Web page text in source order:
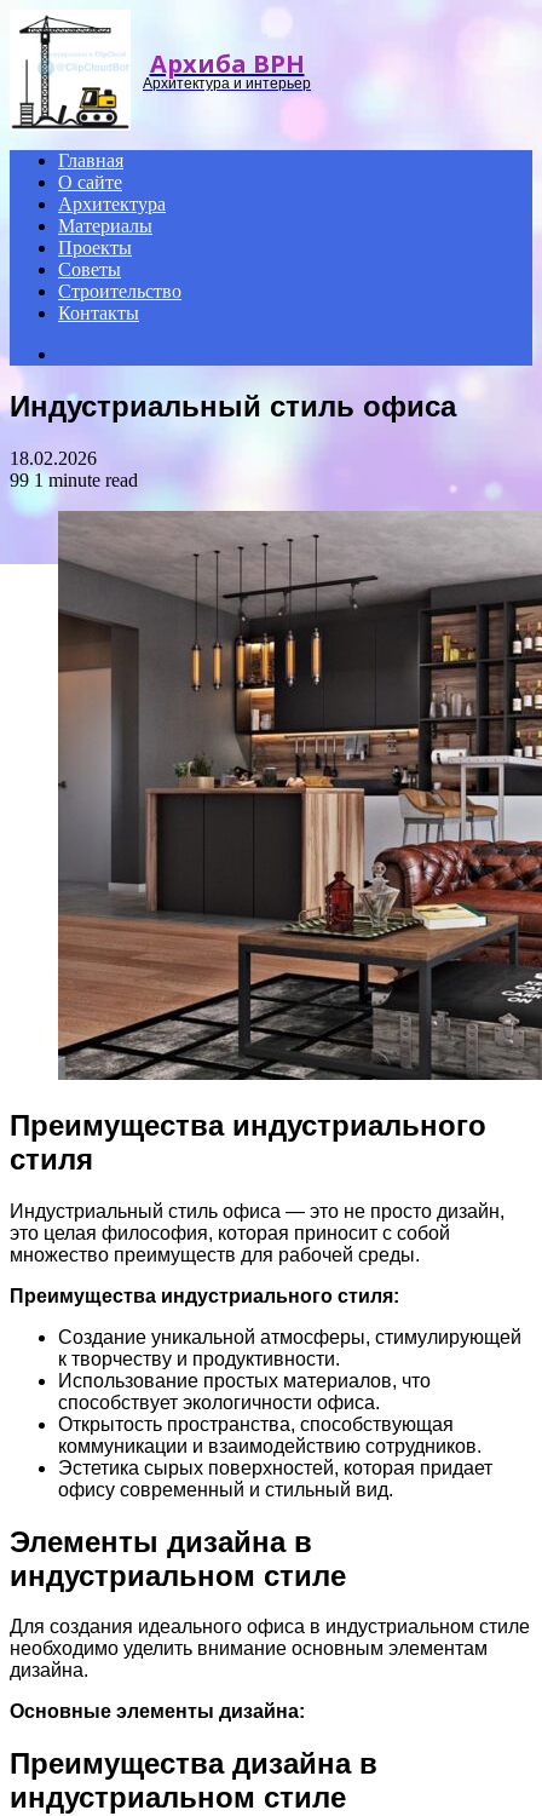
Архиба ВРН
Архитектура и интерьер
Главная
О сайте
Архитектура
Материалы
Проекты
Советы
Строительство
Контакты
Индустриальный стиль офиса
18.02.2026
99 1 minute read
Преимущества индустриального
стиля
Индустриальный стиль офиса — это не просто дизайн,
это целая философия, которая приносит с собой
множество преимуществ для рабочей среды.
Преимущества индустриального стиля:
Создание уникальной атмосферы, стимулирующей
к творчеству и продуктивности.
Использование простых материалов, что
способствует экологичности офиса.
Открытость пространства, способствующая
коммуникации и взаимодействию сотрудников.
Эстетика сырых поверхностей, которая придает
офису современный и стильный вид.
Элементы дизайна в
индустриальном стиле
Для создания идеального офиса в индустриальном стиле
необходимо уделить внимание основным элементам
дизайна.
Основные элементы дизайна:
Преимущества дизайна в
индустриальном стиле